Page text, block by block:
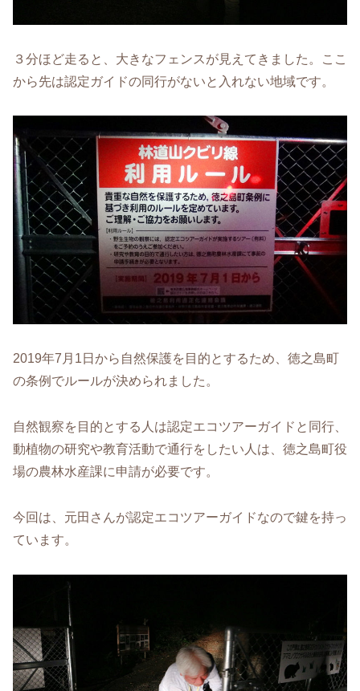
３分ほど走ると、大きなフェンスが見えてきました。ここ
から先は認定ガイドの同行がないと入れない地域です。
2019年7月1日から自然保護を目的とするため、徳之島町
の条例でルールが決められました。
自然観察を目的とする人は認定エコツアーガイドと同行、
動植物の研究や教育活動で通行をしたい人は、徳之島町役
場の農林水産課に申請が必要です。
今回は、元田さんが認定エコツアーガイドなので鍵を持っ
ています。